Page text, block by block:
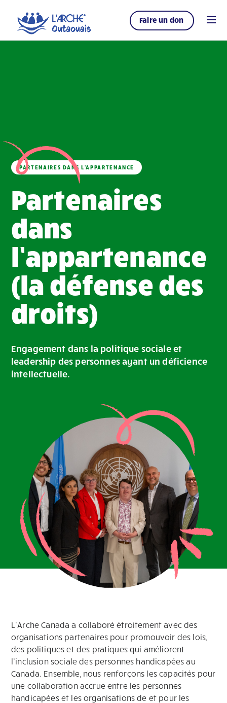
Faire un don
PARTENAIRES DANS L'APPARTENANCE
Partenaires
dans
l’appartenance
(la défense des
droits)
Engagement dans la politique sociale et
leadership des personnes ayant un déficience
intellectuelle.
L’Arche Canada a collaboré étroitement avec des
organisations partenaires pour promouvoir des lois,
des politiques et des pratiques qui améliorent
l’inclusion sociale des personnes handicapées au
Canada. Ensemble, nous renforçons les capacités pour
une collaboration accrue entre les personnes
handicapées et les organisations de et pour les